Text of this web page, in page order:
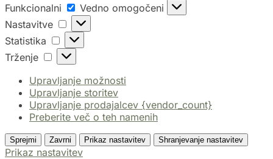
Funkcionalni
Vedno omogočeni
Nastavitve
Statistika
Trženje
Upravljanje možnosti
Upravljanje storitev
Upravljanje prodajalcev {vendor_count}
Preberite več o teh namenih
Sprejmi Zavrni Prikaz nastavitev Shranjevanje nastavitev
Prikaz nastavitev